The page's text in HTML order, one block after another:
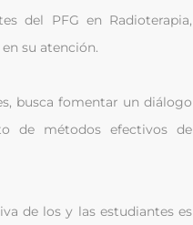
del PFG en Radioterapia,
su atención.
busca fomentar un diálogo
de métodos efectivos de
de los y las estudiantes es